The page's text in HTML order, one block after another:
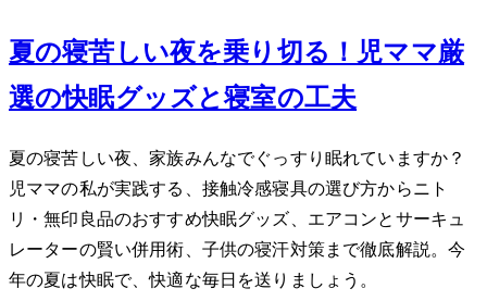
夏の寝苦しい夜を乗り切る！2児ママ厳
選の快眠グッズと寝室の工夫
夏の寝苦しい夜、家族みんなでぐっすり眠れていますか？2
児ママの私が実践する、接触冷感寝具の選び方からニト
リ・無印良品のおすすめ快眠グッズ、エアコンとサーキュ
レーターの賢い併用術、子供の寝汗対策まで徹底解説。今
年の夏は快眠で、快適な毎日を送りましょう。